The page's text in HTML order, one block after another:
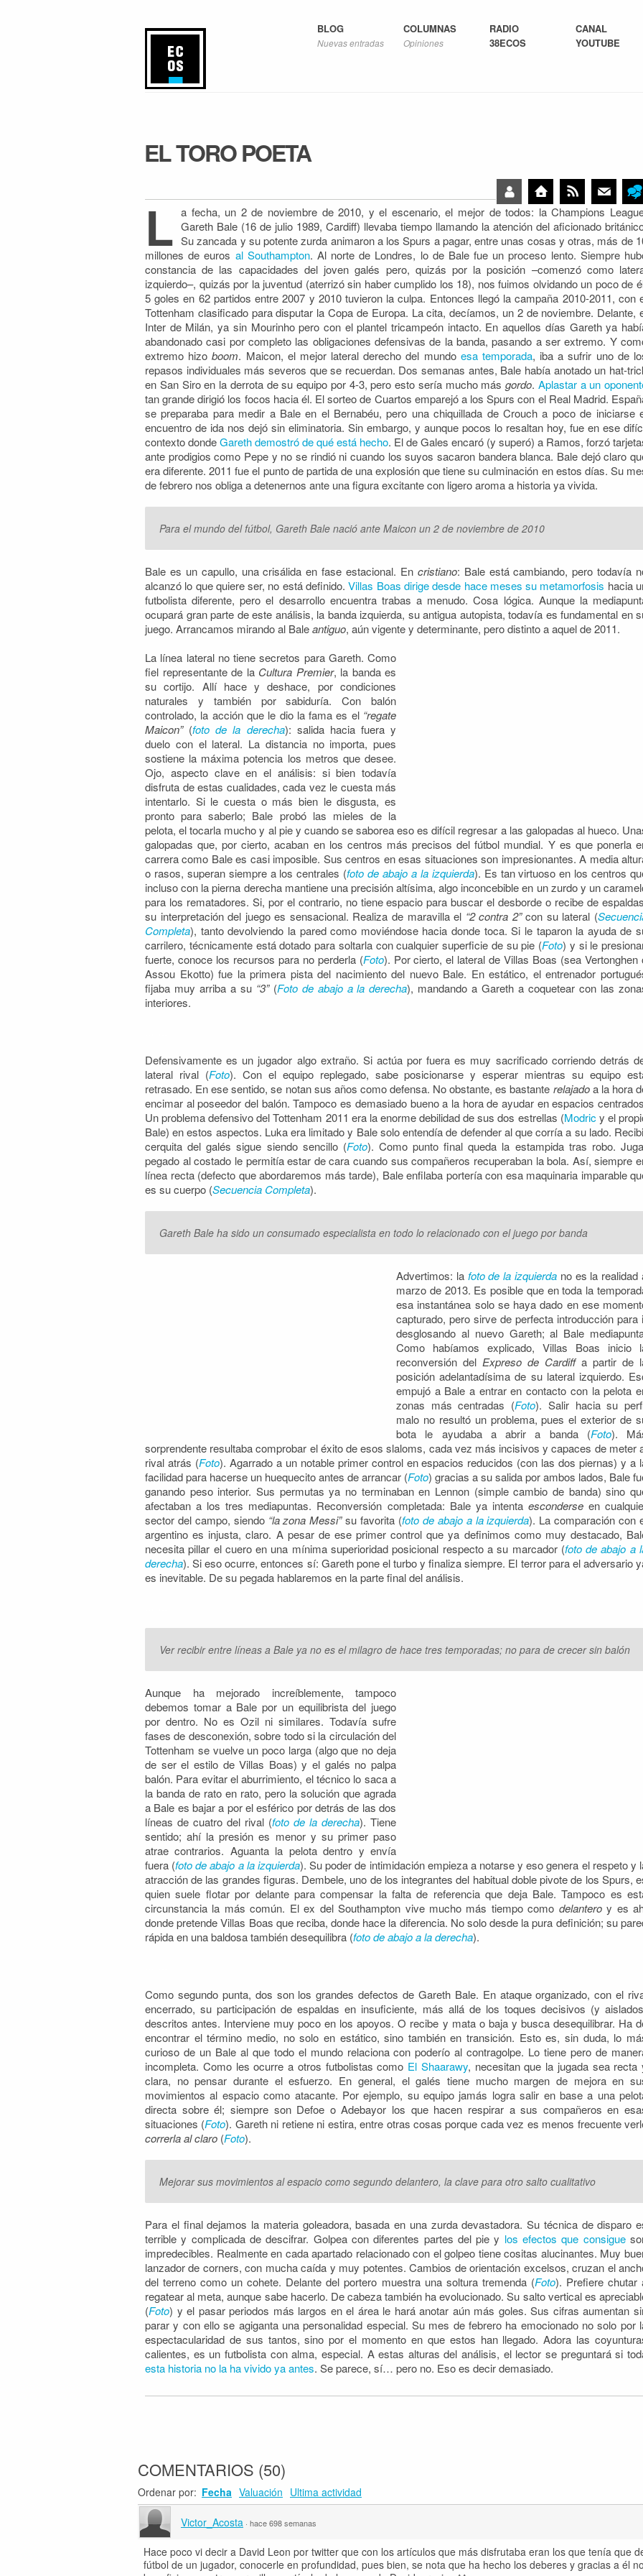
BLOG
Nuevas entradas
COLUMNAS
Opiniones
RADIO
38ECOS
CANAL
YOUTUBE
EL TORO POETA
L a fecha, un 2 de noviembre de 2010, y el escenario, el mejor de todos: la Champions
Gareth Bale (16 de julio 1989, Cardiff) llevaba tiempo llamando la atención del aficionado
Su zancada y su potente zurda animaron a los Spurs a pagar, entre unas cosas y otras, más de
millones de euros al Southampton. Al norte de Londres, lo de Bale fue un proceso lento. Siempre
constancia de las capacidades del joven galés pero, quizás por la posición –comenzó como
izquierdo–, quizás por la juventud (aterrizó sin haber cumplido los 18), nos fuimos olvidando un poco de
5 goles en 62 partidos entre 2007 y 2010 tuvieron la culpa. Entonces llegó la campaña 2010-2011, con
Tottenham clasificado para disputar la Copa de Europa. La cita, decíamos, un 2 de noviembre. Delante,
Inter de Milán, ya sin Mourinho pero con el plantel tricampeón intacto. En aquellos días Gareth ya
abandonado casi por completo las obligaciones defensivas de la banda, pasando a ser extremo. Y
extremo hizoboom. Maicon, el mejor lateral derecho del mundo esa temporada, iba a sufrir uno de
repasos individuales más severos que se recuerdan. Dos semanas antes, Bale había anotado un hat-
en San Siro en la derrota de su equipo por 4-3, pero esto sería mucho más gordo. Aplastar a un
tan grande dirigió los focos hacia él. El sorteo de Cuartos emparejó a los Spurs con el Real Madrid.
se preparaba para medir a Bale en el Bernabéu, pero una chiquillada de Crouch a poco de iniciarse
encuentro de ida nos dejó sin eliminatoria. Sin embargo, y aunque pocos lo resaltan hoy, fue en ese
contexto dondeGareth demostró de qué está hecho. El de Gales encaró (y superó) a Ramos, forzó
ante prodigios como Pepe y no se rindió ni cuando los suyos sacaron bandera blanca. Bale dejó claro
era diferente. 2011 fue el punto de partida de una explosión que tiene su culminación en estos días. Su
de febrero nos obliga a detenernos ante una figura excitante con ligero aroma a historia ya vivida.
Para el mundo del fútbol, Gareth Bale nació ante Maicon un 2 de noviembre de 2010
Bale es un capullo, una crisálida en fase estacional. En cristiano: Bale está cambiando, pero todavía
alcanzó lo que quiere ser, no está definido.Villas Boas dirige desde hace meses su metamorfosis hacia
futbolista diferente, pero el desarrollo encuentra trabas a menudo. Cosa lógica. Aunque la
ocupará gran parte de este análisis, la banda izquierda, su antigua autopista, todavía es fundamental en
juego. Arrancamos mirando al Baleantiguo, aún vigente y determinante, pero distinto a aquel de 2011.
La línea lateral no tiene secretos para Gareth. Como
fiel representante de la Cultura Premier, la banda es
su cortijo. Allí hace y deshace, por condiciones
naturales y también por sabiduría. Con balón
controlado, la acción que le dio la fama es el “regate
Maicon”(foto de la derecha): salida hacia fuera y
duelo con el lateral. La distancia no importa, pues
sostiene la máxima potencia los metros que desee.
Ojo, aspecto clave en el análisis: si bien todavía
disfruta de estas cualidades, cada vez le cuesta más
intentarlo. Si le cuesta o más bien le disgusta, es
pronto para saberlo; Bale probó las mieles de la
pelota, el tocarla mucho y al pie y cuando se saborea eso es difícil regresar a las galopadas al hueco.
galopadas que, por cierto, acaban en los centros más precisos del fútbol mundial. Y es que ponerla
carrera como Bale es casi imposible. Sus centros en esas situaciones son impresionantes. A media
o rasos, superan siempre a los centrales (foto de abajo a la izquierda). Es tan virtuoso en los centros
incluso con la pierna derecha mantiene una precisión altísima, algo inconcebible en un zurdo y un
para los rematadores. Si, por el contrario, no tiene espacio para buscar el desborde o recibe de
su interpretación del juego es sensacional. Realiza de maravilla el “2 contra 2”con su lateral (
Completa), tanto devolviendo la pared como moviéndose hacia donde toca. Si le taparon la ayuda de
carrilero, técnicamente está dotado para soltarla con cualquier superficie de su pie (Foto) y si le
fuerte, conoce los recursos para no perderla (Foto). Por cierto, el lateral de Villas Boas (sea Vertonghen
Assou Ekotto) fue la primera pista del nacimiento del nuevo Bale. En estático, el entrenador
fijaba muy arriba a su “3”(Foto de abajo a la derecha), mandando a Gareth a coquetear con las
interiores.
Defensivamente es un jugador algo extraño. Si actúa por fuera es muy sacrificado corriendo detrás
lateral rival (Foto). Con el equipo replegado, sabe posicionarse y esperar mientras su equipo
retrasado. En ese sentido, se notan sus años como defensa. No obstante, es bastante relajadoa la hora
encimar al poseedor del balón. Tampoco es demasiado bueno a la hora de ayudar en espacios
Un problema defensivo del Tottenham 2011 era la enorme debilidad de sus dos estrellas (Modric y el
Bale) en estos aspectos. Luka era limitado y Bale solo entendía de defender al que corría a su lado.
cerquita del galés sigue siendo sencillo (Foto). Como punto final queda la estampida tras robo.
pegado al costado le permitía estar de cara cuando sus compañeros recuperaban la bola. Así, siempre
línea recta (defecto que abordaremos más tarde), Bale enfilaba portería con esa maquinaria imparable
es su cuerpo (Secuencia Completa).
Gareth Bale ha sido un consumado especialista en todo lo relacionado con el juego por banda
Advertimos: la foto de la izquierda no es la realidad
marzo de 2013. Es posible que en toda la
esa instantánea solo se haya dado en ese
capturado, pero sirve de perfecta introducción para
desglosando al nuevo Gareth; al Bale
Como habíamos explicado, Villas Boas inicio
reconversión del Expreso de Cardiffa partir de
posición adelantadísima de su lateral izquierdo.
empujó a Bale a entrar en contacto con la pelota
zonas más centradas (Foto). Salir hacia su
malo no resultó un problema, pues el exterior de
bota le ayudaba a abrir a banda (Foto).
sorprendente resultaba comprobar el éxito de esos slaloms, cada vez más incisivos y capaces de meter
rival atrás (Foto). Agarrado a un notable primer control en espacios reducidos (con las dos piernas) y a
facilidad para hacerse un huequecito antes de arrancar (Foto) gracias a su salida por ambos lados, Bale
ganando peso interior. Sus permutas ya no terminaban en Lennon (simple cambio de banda) sino
afectaban a los tres mediapuntas. Reconversión completada: Bale ya intenta esconderseen
sector del campo, siendo “la zona Messi”su favorita (foto de abajo a la izquierda). La comparación con
argentino es injusta, claro. A pesar de ese primer control que ya definimos como muy destacado,
necesita pillar el cuero en una mínima superioridad posicional respecto a su marcador (foto de abajo a
derecha). Si eso ocurre, entonces sí: Gareth pone el turbo y finaliza siempre. El terror para el adversario
es inevitable. De su pegada hablaremos en la parte final del análisis.
Ver recibir entre líneas a Bale ya no es el milagro de hace tres temporadas; no para de crecer sin balón
Aunque ha mejorado increíblemente, tampoco
debemos tomar a Bale por un equilibrista del juego
por dentro. No es Ozil ni similares. Todavía sufre
fases de desconexión, sobre todo si la circulación del
Tottenham se vuelve un poco larga (algo que no deja
de ser el estilo de Villas Boas) y el galés no palpa
balón. Para evitar el aburrimiento, el técnico lo saca a
la banda de rato en rato, pero la solución que agrada
a Bale es bajar a por el esférico por detrás de las dos
líneas de cuatro del rival (foto de la derecha). Tiene
sentido; ahí la presión es menor y su primer paso
atrae contrarios. Aguanta la pelota dentro y envía
fuera (foto de abajo a la izquierda). Su poder de intimidación empieza a notarse y eso genera el respeto y
atracción de las grandes figuras. Dembele, uno de los integrantes del habitual doble pivote de los Spurs,
quien suele flotar por delante para compensar la falta de referencia que deja Bale. Tampoco es
circunstancia la más común. El ex del Southampton vive mucho más tiempo como delanteroy es
donde pretende Villas Boas que reciba, donde hace la diferencia. No solo desde la pura definición; su
rápida en una baldosa también desequilibra (foto de abajo a la derecha).
Como segundo punta, dos son los grandes defectos de Gareth Bale. En ataque organizado, con el
encerrado, su participación de espaldas en insuficiente, más allá de los toques decisivos (y
descritos antes. Interviene muy poco en los apoyos. O recibe y mata o baja y busca desequilibrar. Ha
encontrar el término medio, no solo en estático, sino también en transición. Esto es, sin duda, lo
curioso de un Bale al que todo el mundo relaciona con poderío al contragolpe. Lo tiene pero de
incompleta. Como les ocurre a otros futbolistas como El Shaarawy, necesitan que la jugada sea recta
clara, no pensar durante el esfuerzo. En general, el galés tiene mucho margen de mejora en
movimientos al espacio como atacante. Por ejemplo, su equipo jamás logra salir en base a una
directa sobre él; siempre son Defoe o Adebayor los que hacen respirar a sus compañeros en
situaciones (Foto). Gareth ni retiene ni estira, entre otras cosas porque cada vez es menos frecuente
correrla al claro (Foto).
Mejorar sus movimientos al espacio como segundo delantero, la clave para otro salto cualitativo
Para el final dejamos la materia goleadora, basada en una zurda devastadora. Su técnica de disparo
terrible y complicada de descifrar. Golpea con diferentes partes del pie y los efectos que consigue
impredecibles. Realmente en cada apartado relacionado con el golpeo tiene cositas alucinantes. Muy
lanzador de corners, con mucha caída y muy potentes. Cambios de orientación excelsos, cruzan el
del terreno como un cohete. Delante del portero muestra una soltura tremenda (Foto). Prefiere chutar
regatear al meta, aunque sabe hacerlo. De cabeza también ha evolucionado. Su salto vertical es
(Foto) y el pasar periodos más largos en el área le hará anotar aún más goles. Sus cifras aumentan
parar y con ello se agiganta una personalidad especial. Su mes de febrero ha emocionado no solo por
espectacularidad de sus tantos, sino por el momento en que estos han llegado. Adora las
calientes, es un futbolista con alma, especial. A estas alturas del análisis, el lector se preguntará si
esta historia no la ha vivido ya antes. Se parece, sí… pero no. Eso es decir demasiado.
COMENTARIOS (50)
Ordenar por: Fecha Valuación Ultima actividad
Victor_Acosta · hace 698 semanas
Hace poco vi decir a David Leon por twitter que con los artículos que más disfrutaba eran los que tenía que
fútbol de un jugador, conocerle en profundidad, pues bien, se nota que ha hecho los deberes y gracias a él